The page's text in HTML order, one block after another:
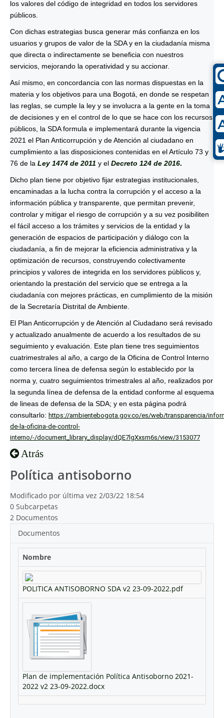
los valores del código de integridad en todos los servidores
públicos.
Con dichas estrategias busca generar más confianza en los
usuarios y grupos de valor de la SDA y en la ciudadanía misma
que directa o indirectamente se beneficia con nuestros
servicios, mejorando la operatividad y su accionar.
Así mismo, en concordancia con las normas dispuestas en la
materia y los objetivos para una Bogotá, en donde se respetan
las reglas, se cumple la ley y se involucra a la gente en la toma
de decisiones y en el control de lo que se hace con los recursos
públicos, la SDA formula e implementará durante la vigencia
2021 el Plan Anticorrupción y de Atención al ciudadano en
cumplimiento a las disposiciones contenidas en el Artículo 73 y
76 de la Ley 1474 de 2011 y el Decreto 124 de 2016.
Dicho plan tiene por objetivo fijar estrategias institucionales,
encaminadas a la lucha contra la corrupción y el acceso a la
información pública y transparente, que permitan prevenir,
controlar y mitigar el riesgo de corrupción y a su vez posibiliten
el fácil acceso a los trámites y servicios de la entidad y la
generación de espacios de participación y diálogo con la
ciudadanía, a fin de mejorar la eficiencia administrativa y la
optimización de recursos, construyendo colectivamente
principios y valores de integrida en los servidores públicos y,
orientando la prestación del servicio que se entrega a la
ciudadanía con mejores prácticas, en cumplimiento de la misión
de la Secretaría Distrital de Ambiente.
El Plan Anticorrupción y de Atención al Ciudadano será revisado
y actualizado anualmente de acuerdo a los resultados de su
seguimiento y evaluación. Este plan tiene tres seguimientos
cuatrimestrales al año, a cargo de la Oficina de Control Interno
como tercera línea de defensa según lo establecido por la
norma y, cuatro seguimientos trimestrales al año, realizados por
la segunda línea de defensa de la entidad conforme al esquema
de lineas de defensa de la SDA; y en esta página podrá
consultarlo: https://ambientebogota.gov.co/es/web/transparencia/
de-la-oficina-de-control-
interno/-/document_library_display/dQE7lgXxsm6s/view/3153077
Atrás
Política antisoborno
Modificado por última vez 2/03/22 18:54
0 Subcarpetas
2 Documentos
Documentos
Nombre
POLITICA ANTISOBORNO SDA v2 23-09-2022.pdf
Plan de implementación Política Antisoborno 2021-
2022 v2 23-09-2022.docx